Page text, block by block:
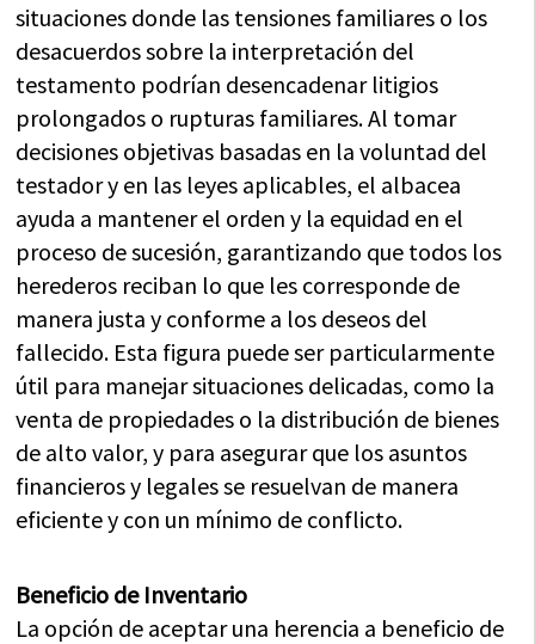
situaciones donde las tensiones familiares o los
desacuerdos sobre la interpretación del
testamento podrían desencadenar litigios
prolongados o rupturas familiares. Al tomar
decisiones objetivas basadas en la voluntad del
testador y en las leyes aplicables, el albacea
ayuda a mantener el orden y la equidad en el
proceso de sucesión, garantizando que todos los
herederos reciban lo que les corresponde de
manera justa y conforme a los deseos del
fallecido. Esta figura puede ser particularmente
útil para manejar situaciones delicadas, como la
venta de propiedades o la distribución de bienes
de alto valor, y para asegurar que los asuntos
financieros y legales se resuelvan de manera
eficiente y con un mínimo de conflicto.
Beneficio de Inventario
La opción de aceptar una herencia a beneficio de